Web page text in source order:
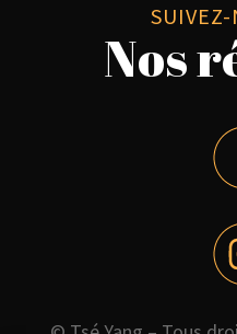
SUIVEZ-
Nos